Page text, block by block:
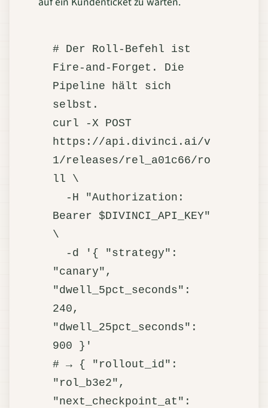
# Der Roll-Befehl ist
Fire-and-Forget. Die
Pipeline hält sich
selbst.
curl -X POST
https://api.divinci.ai/v
1/releases/rel_a01c66/ro
ll \
Bearer $DIVINCI_API_KEY"
\
"canary",
"dwell_5pct_seconds":
240,
"dwell_25pct_seconds":
900 }'
# → { "rollout_id":
"rol_b3e2",
"next_checkpoint_at":